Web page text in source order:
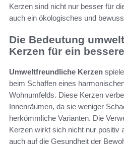
Kerzen sind nicht nur besser für
auch ein ökologisches und
Die Bedeutung
Kerzen für ein
Umweltfreundliche Kerzen
beim Schaffen eines
Wohnumfelds. Diese Kerzen
Innenräumen, da sie weniger
herkömmliche Varianten. Die
Kerzen wirkt sich nicht nur positiv
auch auf die Gesundheit der